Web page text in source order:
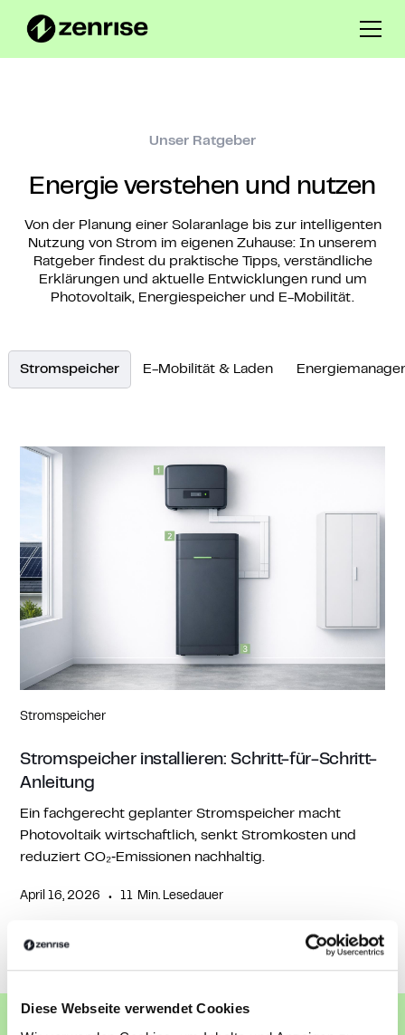
Diese Webseite verwendet Cookies
Unser Ratgeber
Energie verstehen und nutzen
Von der Planung einer Solaranlage bis zur intelligenten
Nutzung von Strom im eigenen Zuhause: In unserem
Ratgeber findest du praktische Tipps, verständliche
Erklärungen und aktuelle Entwicklungen rund um
Photovoltaik, Energiespeicher und E-Mobilität.
Stromspeicher E-Mobilität & Laden
Stromspeicher
Stromspeicher installieren: Schritt-für-Schritt-
Anleitung
Ein fachgerecht geplanter Stromspeicher macht
Photovoltaik wirtschaftlich, senkt Stromkosten und
reduziert CO₂‑Emissionen nachhaltig.
April 16, 2026 • 11 Min. Lesedauer